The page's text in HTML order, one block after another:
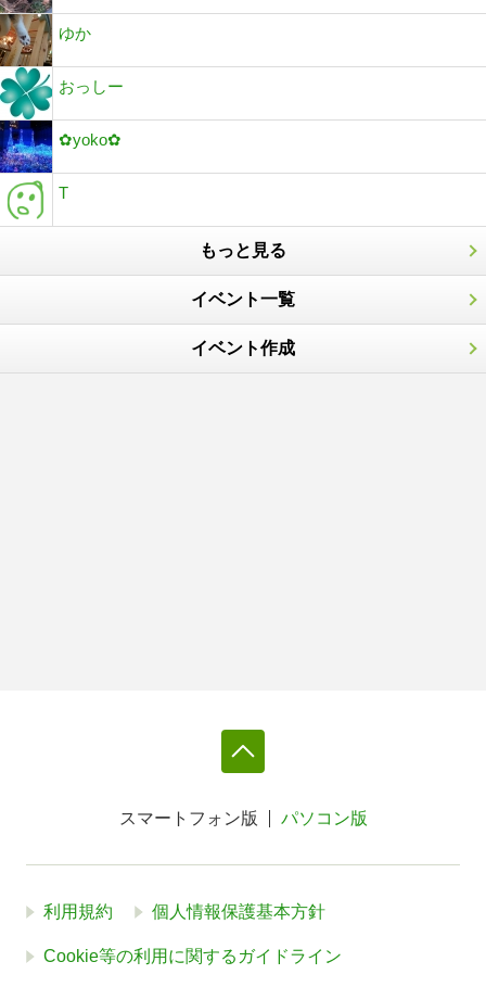
ゆか
おっしー
✿yoko✿
T
もっと見る
イベント一覧
イベント作成
スマートフォン版 パソコン版
利用規約 個人情報保護基本方針
Cookie等の利用に関するガイドライン